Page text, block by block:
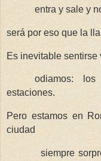
entra y sale y
será por eso que la
Es inevitable
odiamos:
estaciones.
Pero estamos en
ciudad
siempre